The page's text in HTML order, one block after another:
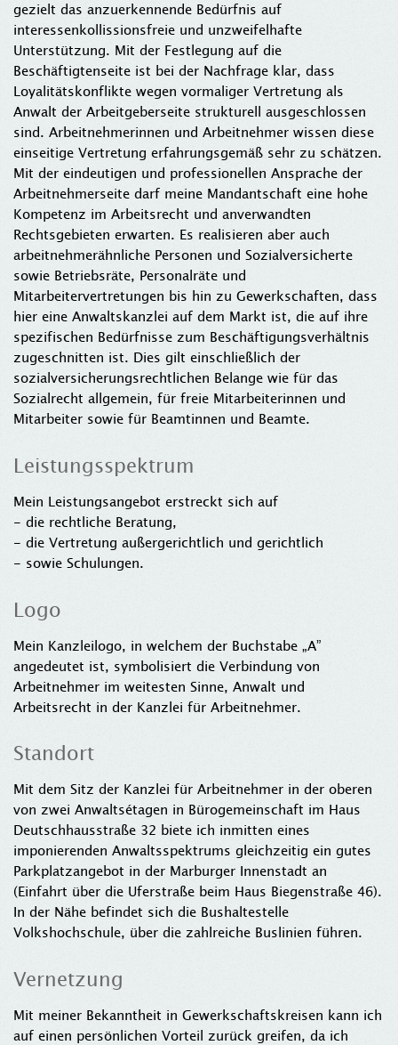
gezielt das anzuerkennende Bedürfnis auf
interessenkollissionsfreie und unzweifelhafte
Unterstützung. Mit der Festlegung auf die
Beschäftigtenseite ist bei der Nachfrage klar, dass
Loyalitätskonflikte wegen vormaliger Vertretung als
Anwalt der Arbeitgeberseite strukturell ausgeschlossen
sind. Arbeitnehmerinnen und Arbeitnehmer wissen diese
einseitige Vertretung erfahrungsgemäß sehr zu schätzen.
Mit der eindeutigen und professionellen Ansprache der
Arbeitnehmerseite darf meine Mandantschaft eine hohe
Kompetenz im Arbeitsrecht und anverwandten
Rechtsgebieten erwarten. Es realisieren aber auch
arbeitnehmerähnliche Personen und Sozialversicherte
sowie Betriebsräte, Personalräte und
Mitarbeitervertretungen bis hin zu Gewerkschaften, dass
hier eine Anwaltskanzlei auf dem Markt ist, die auf ihre
spezifischen Bedürfnisse zum Beschäftigungsverhältnis
zugeschnitten ist. Dies gilt einschließlich der
sozialversicherungsrechtlichen Belange wie für das
Sozialrecht allgemein, für freie Mitarbeiterinnen und
Mitarbeiter sowie für Beamtinnen und Beamte.
Leistungsspektrum
Mein Leistungsangebot erstreckt sich auf
- die rechtliche Beratung,
- die Vertretung außergerichtlich und gerichtlich
- sowie Schulungen.
Logo
Mein Kanzleilogo, in welchem der Buchstabe „A”
angedeutet ist, symbolisiert die Verbindung von
Arbeitnehmer im weitesten Sinne, Anwalt und
Arbeitsrecht in der Kanzlei für Arbeitnehmer.
Standort
Mit dem Sitz der Kanzlei für Arbeitnehmer in der oberen
von zwei Anwaltsétagen in Bürogemeinschaft im Haus
Deutschhausstraße 32 biete ich inmitten eines
imponierenden Anwaltsspektrums gleichzeitig ein gutes
Parkplatzangebot in der Marburger Innenstadt an
(Einfahrt über die Uferstraße beim Haus Biegenstraße 46).
In der Nähe befindet sich die Bushaltestelle
Volkshochschule, über die zahlreiche Buslinien führen.
Vernetzung
Mit meiner Bekanntheit in Gewerkschaftskreisen kann ich
auf einen persönlichen Vorteil zurück greifen, da ich